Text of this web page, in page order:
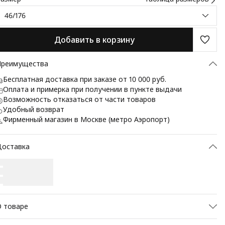
46/176
Добавить в корзину
Бесплатная доставка при заказе от 10 000 руб.
Оплата и примерка при получении в пункте выдачи
Возможность отказаться от части товаров
Удобный возврат
Фирменный магазин в Москве (метро Аэропорт)
товаре